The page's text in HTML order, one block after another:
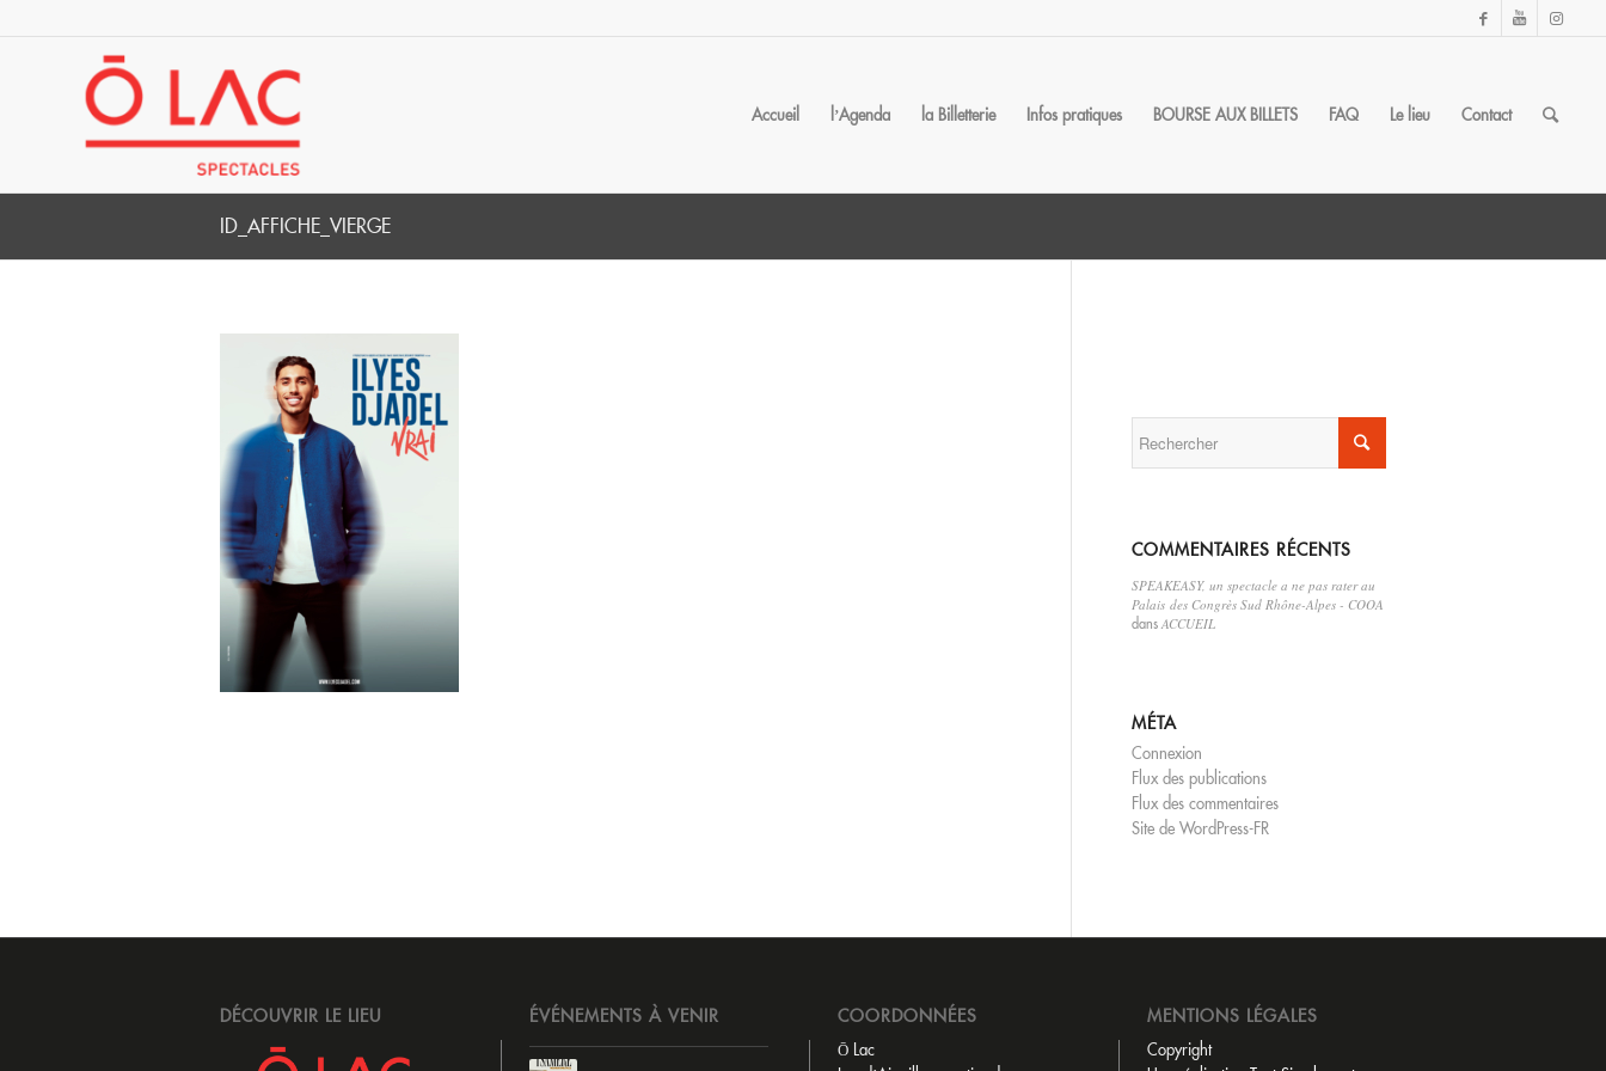
Accueil l’Agenda la Billetterie Infos pratiques BOURSE AUX BILLETS FAQ Le lieu Contact
ID_AFFICHE_VIERGE
COMMENTAIRES RÉCENTS
SPEAKEASY, un spectacle a ne pas rater au
Palais des Congrès Sud Rhône-Alpes - COOA
dansACCUEIL
MÉTA
Connexion
Flux des publications
Flux des commentaires
Site de WordPress-FR
DÉCOUVRIR LE LIEU ÉVÉNEMENTS À VENIR COORDONNÉES
Ō Lac
MENTIONS LÉGALES
Copyright